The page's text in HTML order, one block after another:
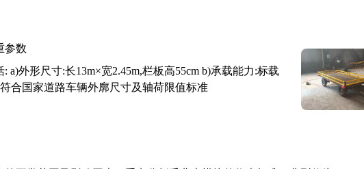
参数
a)外形尺寸:长13m×宽2.45m,栏板高55cm b)承载能力:标载
合国家道路车辆外廓尺寸及轴荷限值标准